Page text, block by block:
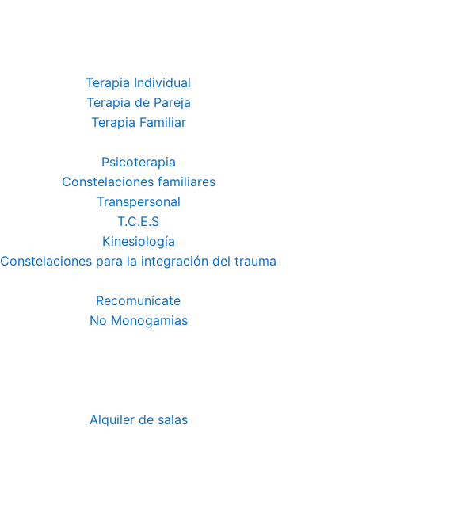
Terapia Individual
Terapia de Pareja
Terapia Familiar
Psicoterapia
Constelaciones familiares
Transpersonal
T.C.E.S
Kinesiología
Constelaciones para la integración del trauma
Recomunícate
No Monogamias
Alquiler de salas